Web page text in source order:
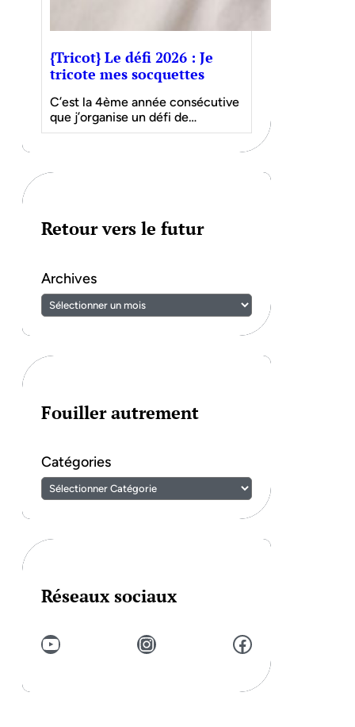
{Tricot} Le défi 2026 : Je
tricote mes socquettes
C’est la 4ème année consécutive
que j’organise un défi de…
Retour vers le futur
Archives
Fouiller autrement
Catégories
Réseaux sociaux
YouTube Instagram Facebook